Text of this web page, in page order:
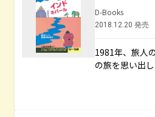
D-Books
2018.12.20 発売
1981年、旅人
の旅を思い出